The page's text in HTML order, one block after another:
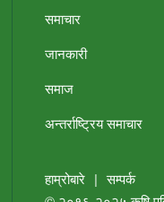
समाचार
जानकारी
समाज
अन्तर्राष्ट्रिय समाचार
हाम्रोबारे | सम्पर्क